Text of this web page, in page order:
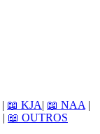
| 📖 KJA| 📖 NAA |
| 📖 OUTROS